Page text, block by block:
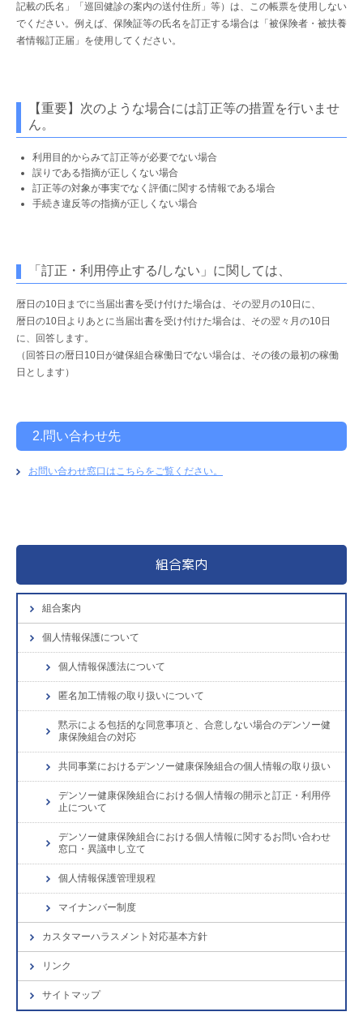
記載の氏名」「巡回健診の案内の送付住所」等）は、この帳票を使用しない
でください。例えば、保険証等の氏名を訂正する場合は「被保険者・被扶養
者情報訂正届」を使用してください。
【重要】次のような場合には訂正等の措置を行いませ
ん。
利用目的からみて訂正等が必要でない場合
誤りである指摘が正しくない場合
訂正等の対象が事実でなく評価に関する情報である場合
手続き違反等の指摘が正しくない場合
「訂正・利用停止する/しない」に関しては、
暦日の10日までに当届出書を受け付けた場合は、その翌月の10日に、
暦日の10日よりあとに当届出書を受け付けた場合は、その翌々月の10日
に、回答します。
（回答日の暦日10日が健保組合稼働日でない場合は、その後の最初の稼働
日とします）
2.問い合わせ先
お問い合わせ窓口はこちらをご覧ください。
組合案内
組合案内
個人情報保護について
個人情報保護法について
匿名加工情報の取り扱いについて
黙示による包括的な同意事項と、合意しない場合のデンソー健
康保険組合の対応
共同事業におけるデンソー健康保険組合の個人情報の取り扱い
デンソー健康保険組合における個人情報の開示と訂正・利用停
止について
デンソー健康保険組合における個人情報に関するお問い合わせ
窓口・異議申し立て
個人情報保護管理規程
マイナンバー制度
カスタマーハラスメント対応基本方針
リンク
サイトマップ